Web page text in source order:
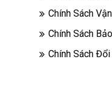
Chính Sách
Chính Sách
Chính Sách